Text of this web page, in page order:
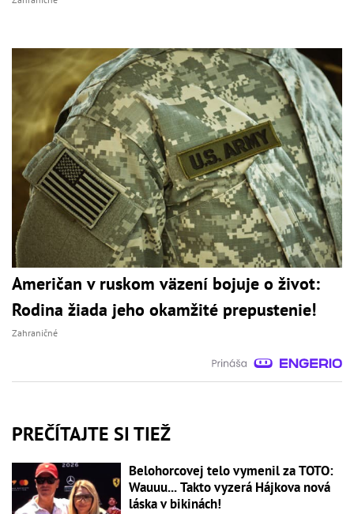
Američan v ruskom väzení bojuje o život:
Rodina žiada jeho okamžité prepustenie!
Zahraničné
PREČÍTAJTE SI TIEŽ
Belohorcovej telo vymenil za TOTO:
Wauuu... Takto vyzerá Hájkova nová
láska v bikinách!